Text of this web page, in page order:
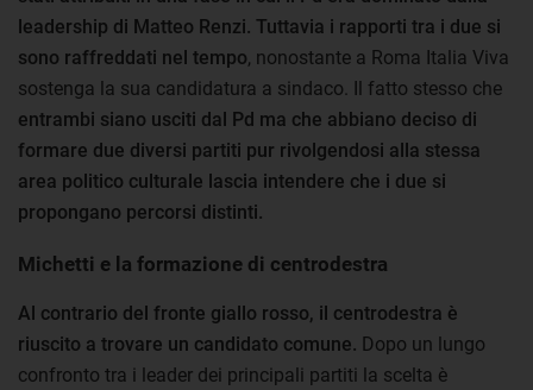
leadership di Matteo Renzi. Tuttavia i rapporti tra i due si
sono raffreddati nel tempo, nonostante a Roma Italia Viva
sostenga la sua candidatura a sindaco. Il fatto stesso che
entrambi siano usciti dal Pd ma che abbiano deciso di
formare due diversi partiti pur rivolgendosi alla stessa
area politico culturale lascia intendere che i due si
propongano percorsi distinti.
Michetti e la formazione di centrodestra
Al contrario del fronte giallo rosso, il centrodestra è
riuscito a trovare un candidato comune. Dopo un lungo
confronto tra i leader dei principali partiti la scelta è